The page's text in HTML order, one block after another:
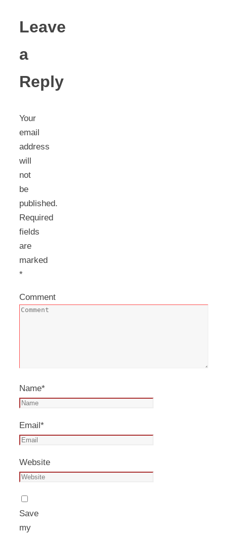
Leave
a
Reply
Your
email
address
will
not
be
published.
Required
fields
are
marked
*
Comment
Name*
Email *
Website
Save
my